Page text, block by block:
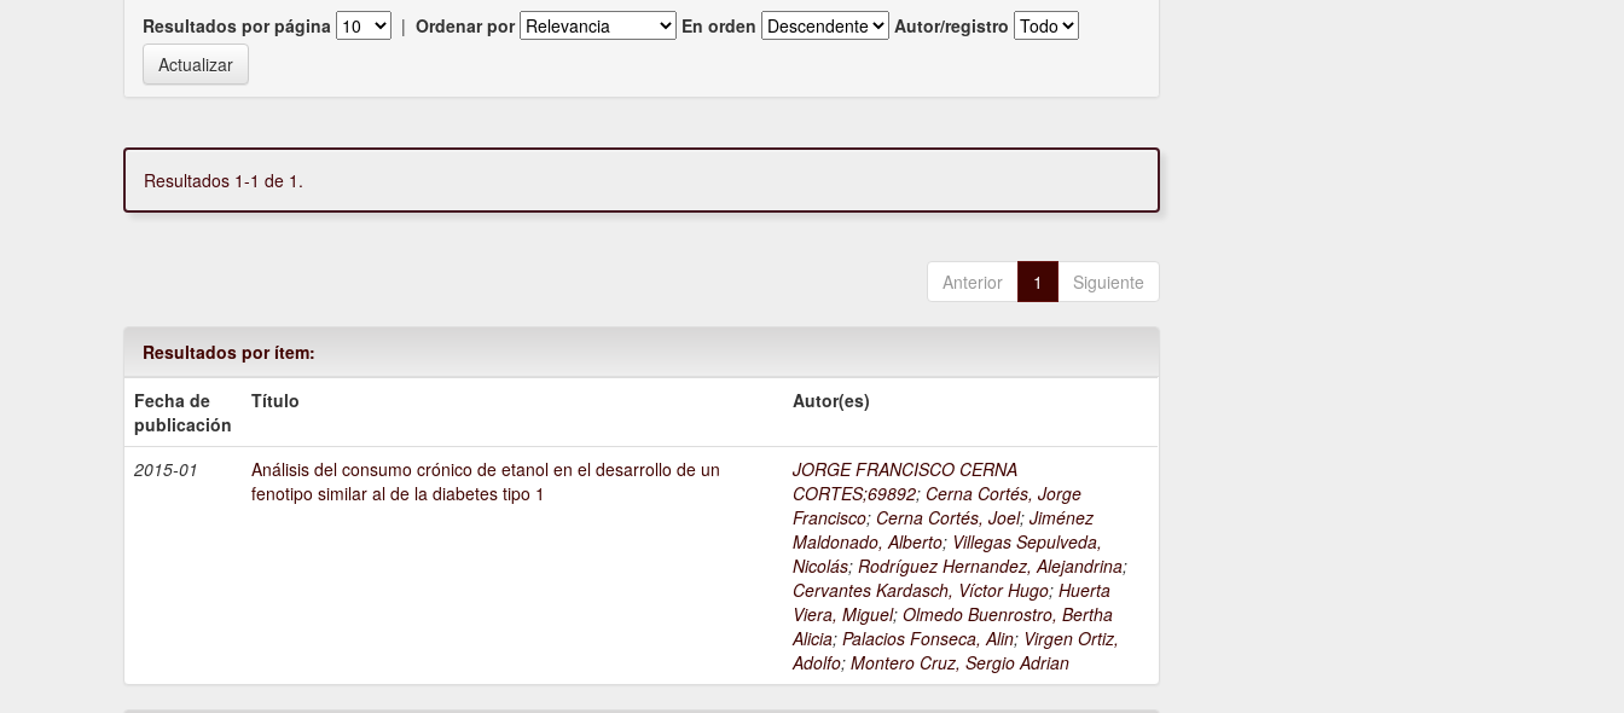
Resultados por página | Ordenar por En orden Autor/registro
Resultados 1-1 de 1.
Anterior 1 Siguiente
Resultados por ítem:
Fecha de
publicación
Título Autor(es)
2015-01
Análisis del consumo crónico de etanol en el desarrollo de un
fenotipo similar al de la diabetes tipo 1
JORGE FRANCISCO CERNA
CORTES;69892; Cerna Cortés, Jorge
Francisco; Cerna Cortés, Joel;Jiménez
Maldonado, Alberto; Villegas Sepulveda,
Nicolás;Rodríguez Hernandez, Alejandrina;
Cervantes Kardasch, Víctor Hugo;Huerta
Viera, Miguel;Olmedo Buenrostro, Bertha
Alicia;Palacios Fonseca, Alin; Virgen Ortiz,
Adolfo;Montero Cruz, Sergio Adrian